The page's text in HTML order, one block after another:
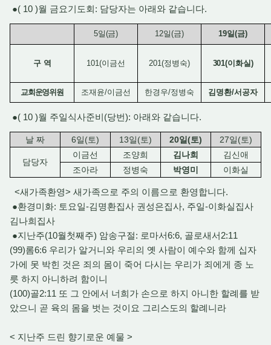
●( 10 )월 금요기도회: 담당자는 아래와 같습니다.
5일(금) 12일(금) 19일(금)
구 역 101(이금선 201(정병숙) 301(이화실)
교회운영위원 조재윤/이금선 한경우/정병숙 김명환/서공자
●( 10 )월 주일식사준비(당번): 아래와 같습니다.
날 짜 6일(토) 13일(토) 20일(토) 27일(토)
담당자
이금선 조양희 김나희
김신애
조아라
정병숙 박영미 이화실
<새가족환영> 새가족으로 주의 이름으로 환영합니다.
●환경미화: 토요일-김명환집사 권성은집사, 주일-이화실집사
김나희집사
●지난주(10월첫째주) 암송구절: 로마서6:6, 골로새서2:11
(99)롬6:6 우리가 알거니와 우리의 옛 사람이 예수와 함께 십자
가에 못 박힌 것은 죄의 몸이 죽어 다시는 우리가 죄에게 종 노
릇 하지 아니하려 함이니
(100)골2:11 또 그 안에서 너희가 손으로 하지 아니한 할례를 받
았으니 곧 육의 몸을 벗는 것이요 그리스도의 할례니라
< 지난주 드린 향기로운 예물 >